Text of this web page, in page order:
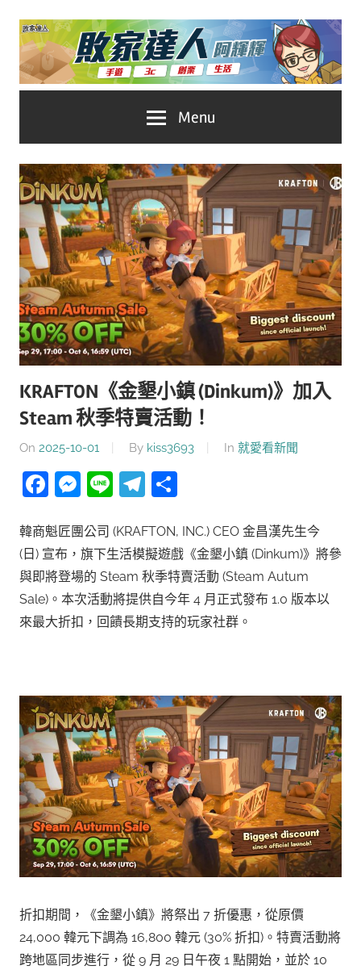
Skip
content
家
達
人
推
薦
No.1
遊
戲
科
技
自
媒
體。
Menu
KRAFTON《金墾小鎮 (Dinkum)》加入
Steam 秋季特賣活動！
On 2025-10-01 By kiss3693 In 就愛看新聞
Facebook
Messenger
LineTelegram
韓商魁匠團公司 (KRAFTON, INC.) CEO 金昌漢先生今
(日) 宣布，旗下生活模擬遊戲《金墾小鎮 (Dinkum)》將參
與即將登場的 Steam 秋季特賣活動 (Steam Autum
Sale)。本次活動將提供自今年 4 月正式發布 1.0 版本以
來最大折扣，回饋長期支持的玩家社群。
折扣期間，《金墾小鎮》將祭出 7 折優惠，從原價
24,000 韓元下調為 16,800 韓元 (30% 折扣)。特賣活動將
跨地區同步進行，從 9 月 29 日午夜 1 點開始，並於 10